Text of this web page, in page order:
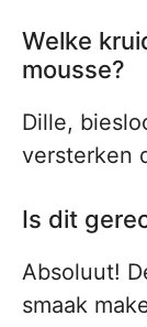
Welke
mousse?
Dille,
versterken
Is dit
Absoluut!
smaak